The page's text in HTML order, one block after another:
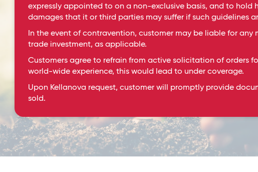
expressly appointed to on a non-exclusive basis, and to
damages that it or third parties may suffer if such guidelines
In the event of contravention, customer may be liable for
trade investment, as applicable.
Customers agree to refrain from active solicitation of orders
world-wide experience, this would lead to under coverage.
Upon Kellanova request, customer will promptly provide
sold.